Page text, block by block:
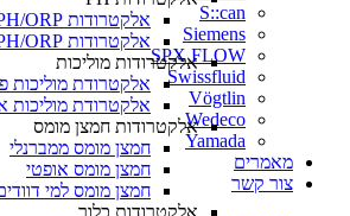
S::can
Siemens
SPX FLOW
Swissfluid
Vögtlin
Wedeco
Yamada
מאמרים
צור קשר
אלקטרודות PH/ORP
אלקטרודות PH/ORP דיפרנציאליות
אלקטרודות מוליכות
אלקטרודת מוליכות
אלקטרודת מוליכות
אלקטרודות חמצן מומס
חמצן מומס ממברנלי
חמצן מומס אופטי
חמצן מומס למי
אלקטרודות כלור